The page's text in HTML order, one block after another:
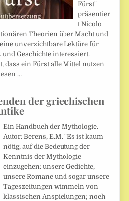
Fürst"
präsentier
t Nicolo
Theorien über Macht und
unverzichtbare Lektüre für
Geschichte interessiert.
dass ein Fürst alle Mittel nutzen
…
der griechischen
Ein Handbuch der Mythologie.
Autor: Berens, E.M. "Es ist kaum
nötig, auf die Bedeutung der
Kenntnis der Mythologie
einzugehen: unsere Gedichte,
unsere Romane und sogar unsere
Tageszeitungen wimmeln von
klassischen Anspielungen; noch